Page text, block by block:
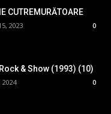
CUTREMURĂTOARE
2023 0
& Show (1993) (10)
0